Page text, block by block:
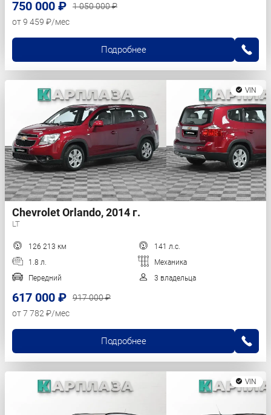
750 000 ₽
1 050 000 ₽
от 9 459 ₽/мес
Подробнее
VIN
Chevrolet Orlando, 2014 г.
LT
126 213 км
141 л.с.
1.8 л.
Механика
Передний
3 владельца
617 000 ₽
917 000 ₽
от 7 782 ₽/мес
Подробнее
VIN